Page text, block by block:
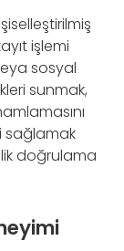
işlemi
sosyal
sunmak,
sağlamak
doğrulama